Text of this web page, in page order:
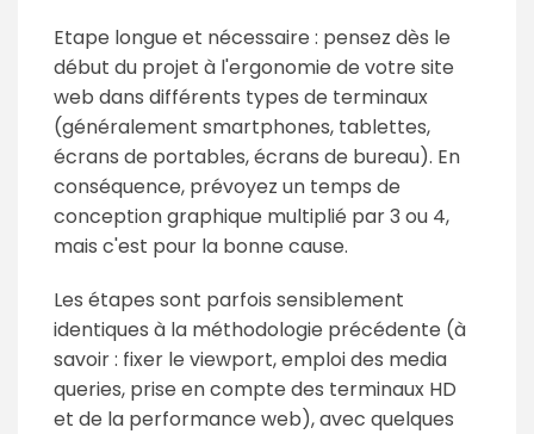
Etape longue et nécessaire : pensez dès le
début du projet à l'ergonomie de votre site
web dans différents types de terminaux
(généralement smartphones, tablettes,
écrans de portables, écrans de bureau). En
conséquence, prévoyez un temps de
conception graphique multiplié par 3 ou 4,
mais c'est pour la bonne cause.
Les étapes sont parfois sensiblement
identiques à la méthodologie précédente (à
savoir : fixer le viewport, emploi des media
queries, prise en compte des terminaux HD
et de la performance web), avec quelques